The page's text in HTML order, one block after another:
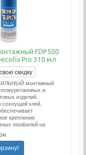
FDP500
Pro 310 мл
скидку
монтажный
и
изделий.
клей,
крепление
профилей на
потолках. Подходит
внутренних
на пористых
Расход тюбика 12